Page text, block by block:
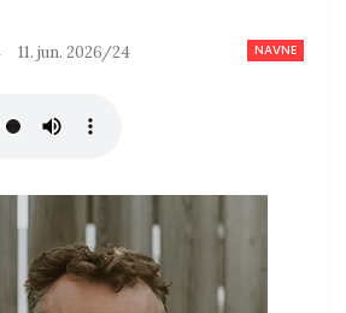
NAVNE
11. jun. 2026/24